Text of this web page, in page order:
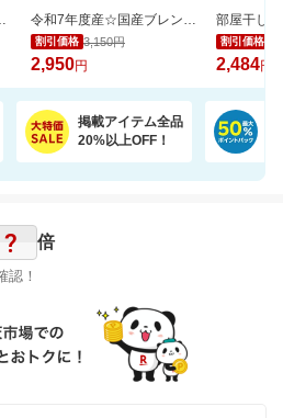
取り魚の飯田商店】 令和7年度産☆国産ブレンド米5kgがお買い得！【楽天オリジナル】
割引価格 3,150円
2,950円
割引価格
2,484円
掲載アイテム全品
20%以上OFF！
? 倍
認！